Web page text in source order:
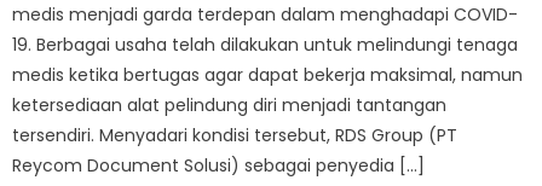
medis menjadi garda terdepan dalam menghadapi COVID-
19. Berbagai usaha telah dilakukan untuk melindungi tenaga
medis ketika bertugas agar dapat bekerja maksimal, namun
ketersediaan alat pelindung diri menjadi tantangan
tersendiri. Menyadari kondisi tersebut, RDS Group (PT
Reycom Document Solusi) sebagai penyedia […]